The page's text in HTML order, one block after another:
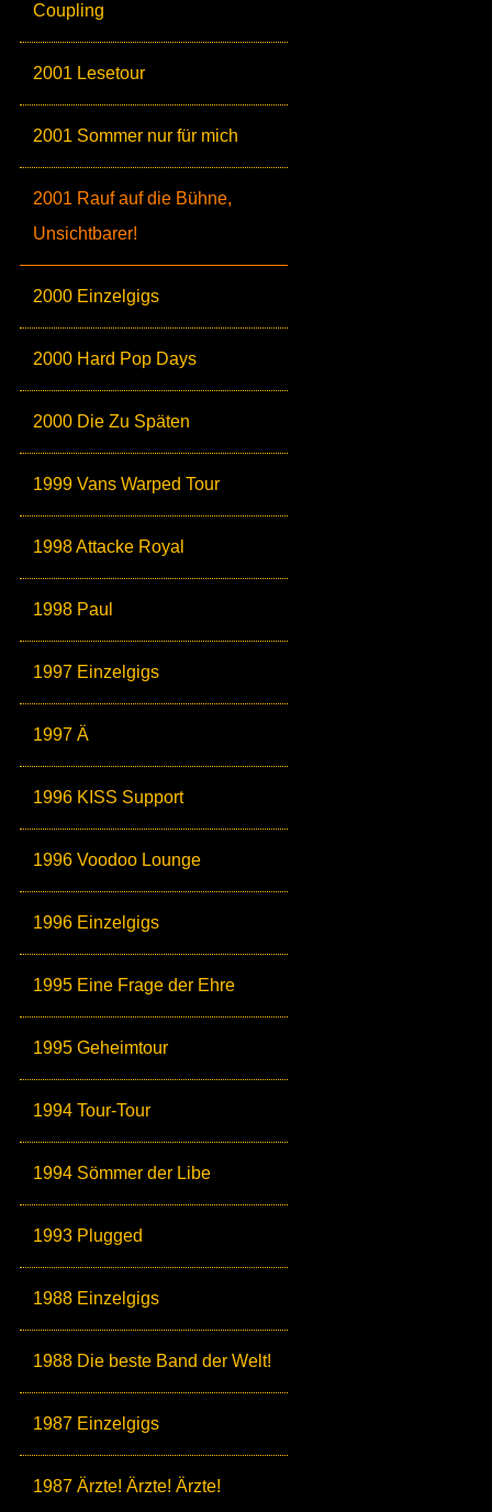
Coupling
2001 Lesetour
2001 Sommer nur für mich
2001 Rauf auf die Bühne,
Unsichtbarer!
2000 Einzelgigs
2000 Hard Pop Days
2000 Die Zu Späten
1999 Vans Warped Tour
1998 Attacke Royal
1998 Paul
1997 Einzelgigs
1997 Ä
1996 KISS Support
1996 Voodoo Lounge
1996 Einzelgigs
1995 Eine Frage der Ehre
1995 Geheimtour
1994 Tour-Tour
1994 Sömmer der Libe
1993 Plugged
1988 Einzelgigs
1988 Die beste Band der Welt!
1987 Einzelgigs
1987 Ärzte! Ärzte! Ärzte!